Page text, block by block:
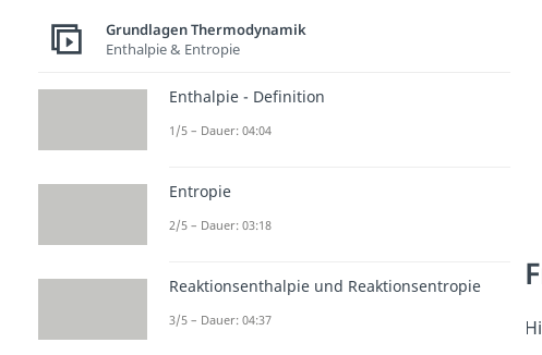
Grundlagen Thermodynamik
Enthalpie & Entropie
Enthalpie - Definition
1/5 – Dauer: 04:04
Entropie
2/5 – Dauer: 03:18
Reaktionsenthalpie und Reaktionsentropie
3/5 – Dauer: 04:37